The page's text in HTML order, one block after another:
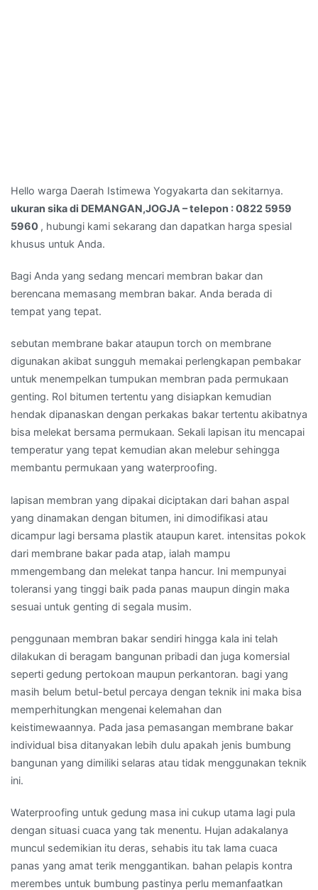
Hello warga Daerah Istimewa Yogyakarta dan sekitarnya.
ukuran sika di DEMANGAN,JOGJA – telepon : 0822 5959
5960 , hubungi kami sekarang dan dapatkan harga spesial
khusus untuk Anda.
Bagi Anda yang sedang mencari membran bakar dan
berencana memasang membran bakar. Anda berada di
tempat yang tepat.
sebutan membrane bakar ataupun torch on membrane
digunakan akibat sungguh memakai perlengkapan pembakar
untuk menempelkan tumpukan membran pada permukaan
genting. Rol bitumen tertentu yang disiapkan kemudian
hendak dipanaskan dengan perkakas bakar tertentu akibatnya
bisa melekat bersama permukaan. Sekali lapisan itu mencapai
temperatur yang tepat kemudian akan melebur sehingga
membantu permukaan yang waterproofing.
lapisan membran yang dipakai diciptakan dari bahan aspal
yang dinamakan dengan bitumen, ini dimodifikasi atau
dicampur lagi bersama plastik ataupun karet. intensitas pokok
dari membrane bakar pada atap, ialah mampu
mmengembang dan melekat tanpa hancur. Ini mempunyai
toleransi yang tinggi baik pada panas maupun dingin maka
sesuai untuk genting di segala musim.
penggunaan membran bakar sendiri hingga kala ini telah
dilakukan di beragam bangunan pribadi dan juga komersial
seperti gedung pertokoan maupun perkantoran. bagi yang
masih belum betul-betul percaya dengan teknik ini maka bisa
memperhitungkan mengenai kelemahan dan
keistimewaannya. Pada jasa pemasangan membrane bakar
individual bisa ditanyakan lebih dulu apakah jenis bumbung
bangunan yang dimiliki selaras atau tidak menggunakan teknik
ini.
Waterproofing untuk gedung masa ini cukup utama lagi pula
dengan situasi cuaca yang tak menentu. Hujan adakalanya
muncul sedemikian itu deras, sehabis itu tak lama cuaca
panas yang amat terik menggantikan. bahan pelapis kontra
merembes untuk bumbung pastinya perlu memanfaatkan